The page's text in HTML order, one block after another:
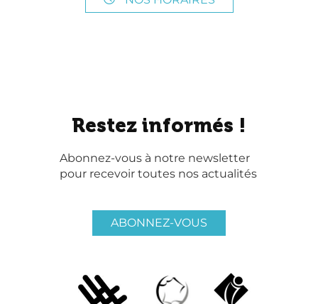
Restez informés !
Abonnez-vous à notre newsletter
pour recevoir toutes nos actualités
ABONNEZ-VOUS